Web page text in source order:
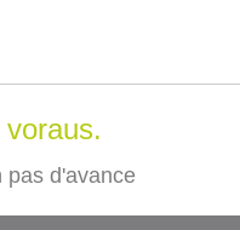
pas d'avance